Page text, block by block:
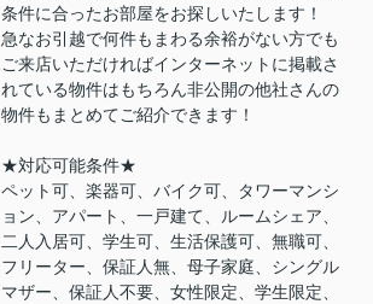
条件に合ったお部屋をお探しいたします！
急なお引越で何件もまわる余裕がない方でも
ご来店いただければインターネットに掲載さ
れている物件はもちろん非公開の他社さんの
物件もまとめてご紹介できます！
★対応可能条件★
ペット可、楽器可、バイク可、タワーマンシ
ョン、アパート、一戸建て、ルームシェア、
二人入居可、学生可、生活保護可、無職可、
フリーター、保証人無、母子家庭、シングル
マザー、保証人不要、女性限定、学生限定、